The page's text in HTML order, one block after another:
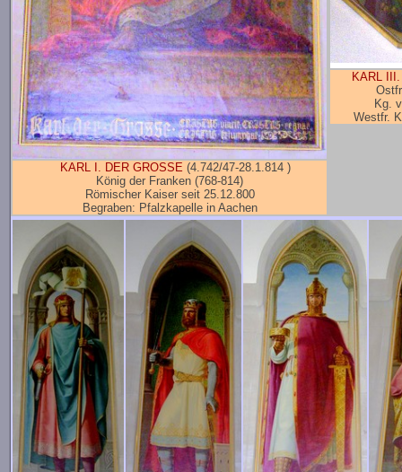
KARL
Kg.
Westfr.
KARL I. DER GROSSE (4.742/47-28.1.814 )
König der Franken (768-814)
Römischer Kaiser seit 25.12.800
Begraben: Pfalzkapelle in Aachen